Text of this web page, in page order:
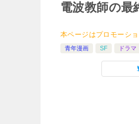
電波教師の最
本ページはプロモーシ
青年漫画
SF ドラマ